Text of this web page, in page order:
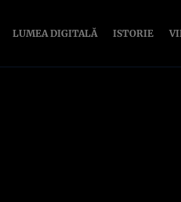
LUMEA DIGITALĂ ISTORIE